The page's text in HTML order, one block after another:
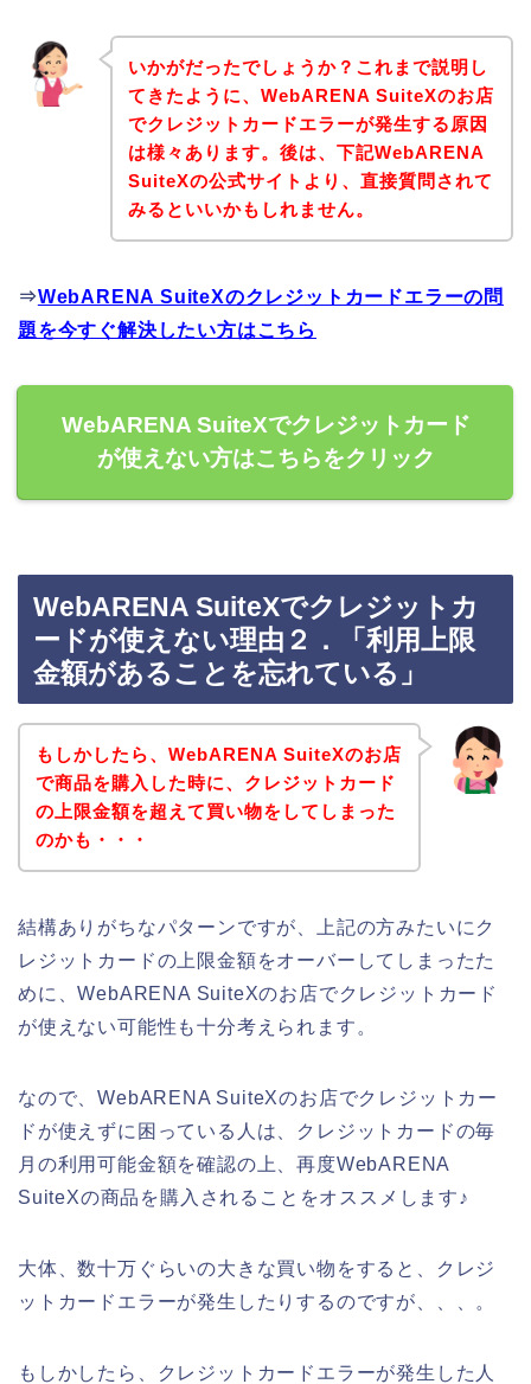
いかがだったでしょうか？これまで説明し
てきたように、WebARENA SuiteXのお店
でクレジットカードエラーが発生する原因
は様々あります。後は、下記WebARENA
SuiteXの公式サイトより、直接質問されて
みるといいかもしれません。
⇒WebARENA SuiteXのクレジットカードエラーの問
題を今すぐ解決したい方はこちら
WebARENA SuiteXでクレジットカード
が使えない方はこちらをクリック
WebARENA SuiteXでクレジットカ
ードが使えない理由２．「利用上限
金額があることを忘れている」
もしかしたら、WebARENA SuiteXのお店
で商品を購入した時に、クレジットカード
の上限金額を超えて買い物をしてしまった
のかも・・・
結構ありがちなパターンですが、上記の方みたいにク
レジットカードの上限金額をオーバーしてしまったた
めに、WebARENA SuiteXのお店でクレジットカード
が使えない可能性も十分考えられます。
なので、WebARENA SuiteXのお店でクレジットカー
ドが使えずに困っている人は、クレジットカードの毎
月の利用可能金額を確認の上、再度WebARENA
SuiteXの商品を購入されることをオススメします♪
大体、数十万ぐらいの大きな買い物をすると、クレジ
ットカードエラーが発生したりするのですが、、、。
もしかしたら、クレジットカードエラーが発生した人